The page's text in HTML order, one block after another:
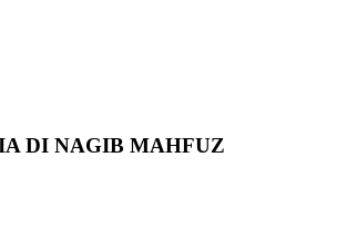
DI NAGIB MAHFUZ